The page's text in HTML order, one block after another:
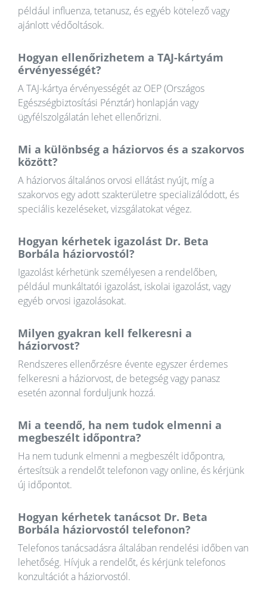
például influenza, tetanusz, és egyéb kötelező vagy
ajánlott védőoltások.
Hogyan ellenőrizhetem a TAJ-kártyám
érvényességét?
A TAJ-kártya érvényességét az OEP (Országos
Egészségbiztosítási Pénztár) honlapján vagy
ügyfélszolgálatán lehet ellenőrizni.
Mi a különbség a háziorvos és a szakorvos
között?
A háziorvos általános orvosi ellátást nyújt, míg a
szakorvos egy adott szakterületre specializálódott, és
speciális kezeléseket, vizsgálatokat végez.
Hogyan kérhetek igazolást Dr. Beta
Borbála háziorvostól?
Igazolást kérhetünk személyesen a rendelőben,
például munkáltatói igazolást, iskolai igazolást, vagy
egyéb orvosi igazolásokat.
Milyen gyakran kell felkeresni a
háziorvost?
Rendszeres ellenőrzésre évente egyszer érdemes
felkeresni a háziorvost, de betegség vagy panasz
esetén azonnal forduljunk hozzá.
Mi a teendő, ha nem tudok elmenni a
megbeszélt időpontra?
Ha nem tudunk elmenni a megbeszélt időpontra,
értesítsük a rendelőt telefonon vagy online, és kérjünk
új időpontot.
Hogyan kérhetek tanácsot Dr. Beta
Borbála háziorvostól telefonon?
Telefonos tanácsadásra általában rendelési időben van
lehetőség. Hívjuk a rendelőt, és kérjünk telefonos
konzultációt a háziorvostól.